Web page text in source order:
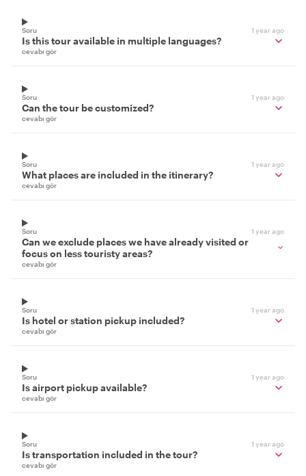
Soru 1 year ago
Is this tour available in multiple languages?
cevabı gör
Soru 1 year ago
Can the tour be customized?
cevabı gör
Soru 1 year ago
What places are included in the itinerary?
cevabı gör
Soru 1 year ago
Can we exclude places we have already visited or
focus on less touristy areas?
cevabı gör
Soru 1 year ago
Is hotel or station pickup included?
cevabı gör
Soru 1 year ago
Is airport pickup available?
cevabı gör
Soru 1 year ago
Is transportation included in the tour?
cevabı gör